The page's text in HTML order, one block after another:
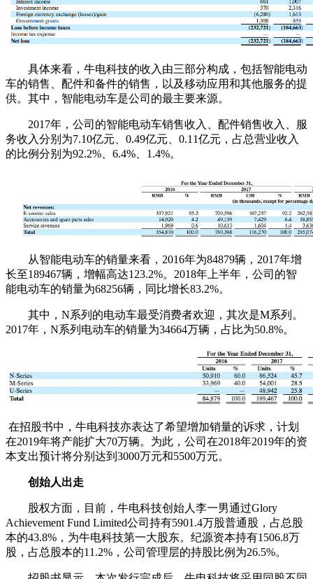
具体来看，牛电科技的收入由三部分构成，包括智能电动
车的销售、配件和备件的销售，以及移动应用和其他服务的提
供。其中，智能电动车是公司的最主要来源。
2017年，公司的智能电动车销售收入、配件销售收入、服
务收入分别为7.10亿元、0.49亿元、0.11亿元，占总营业收入
的比例分别为92.2%、6.4%、1.4%。
从智能电动车的销量来看，2016年为84879辆，2017年增
长至189467辆，增幅高达123.2%。2018年上半年，公司的智
能电动车的销量为68256辆，同比增长83.2%。
其中，N系列的电动车最受消费者欢迎，其次是M系列。
2017年，N系列电动车的销量为34664万辆，占比为50.8%。
在招股书中，牛电科技亦表达了希望增加销量的诉求，计划
在2019年将产能扩大70万辆。为此，公司在2018年2019年的资
本支出预计将分别达到3000万元和5500万元。
创始人出走
股权方面，目前，牛电科技创始人李一男通过Glory
Achievement Fund Limited公司持有5901.4万股普通股，占总股
本的43.8%，为牛电科技第一大股东。纪源资本持有1506.8万
股，占总股本的11.2%，公司管理层的持股比例为26.5%。